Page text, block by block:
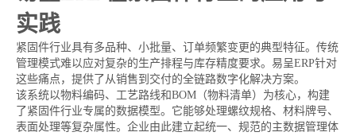
实践
紧固件行业具有多品种、小批量、订单频繁变更的典型特征。传统
管理模式难以应对复杂的生产排程与库存精度要求。易呈ERP针对
这些痛点，提供了从销售到交付的全链路数字化解决方案。
该系统以物料编码、工艺路线和BOM（物料清单）为核心，构建
了紧固件行业专属的数据模型。它能够处理螺纹规格、材料牌号、
表面处理等复杂属性。企业由此建立起统一、规范的主数据管理体